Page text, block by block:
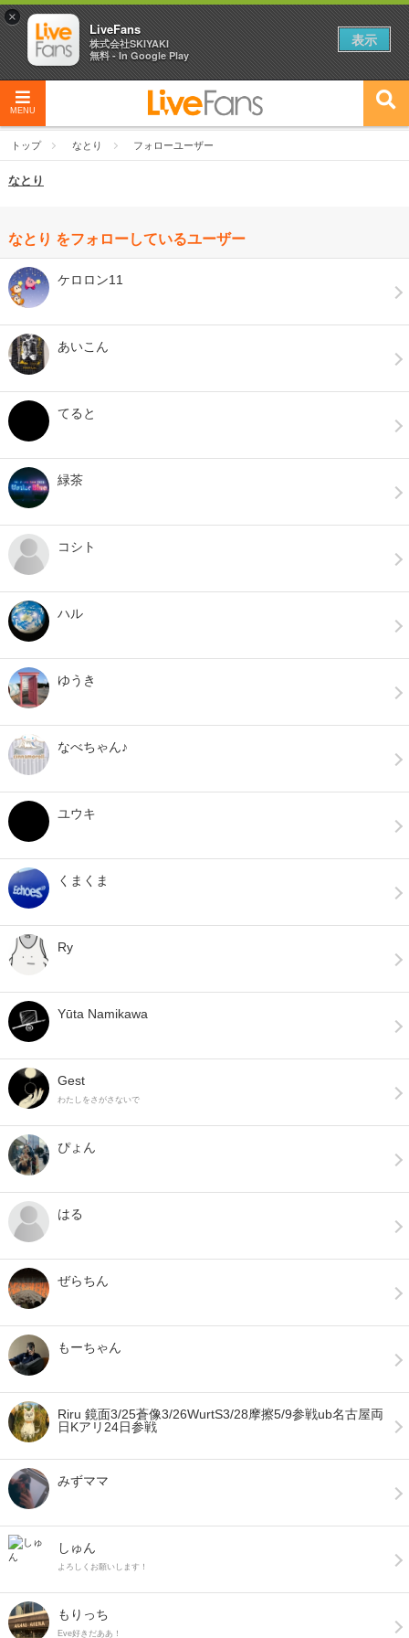
MENU
トップ なとり フォローユーザー
なとり
なとり をフォローしているユーザー
ケロロン11
あいこん
てると
緑茶
コシト
ハル
ゆうき
なべちゃん♪
ユウキ
くまくま
Ry
Yūta Namikawa
Gest
わたしをさがさないで
ぴょん
はる
ぜらちん
もーちゃん
Riru 鏡面3/25蒼像3/26WurtS3/28摩擦5/9参戦ub名古屋両
日Kアリ24日参戦
みずママ
しゅん
よろしくお願いします！
もりっち
Eve好きだああ！
×
LiveFans
株式会社SKIYAKI
無料 - In Google Play
表示